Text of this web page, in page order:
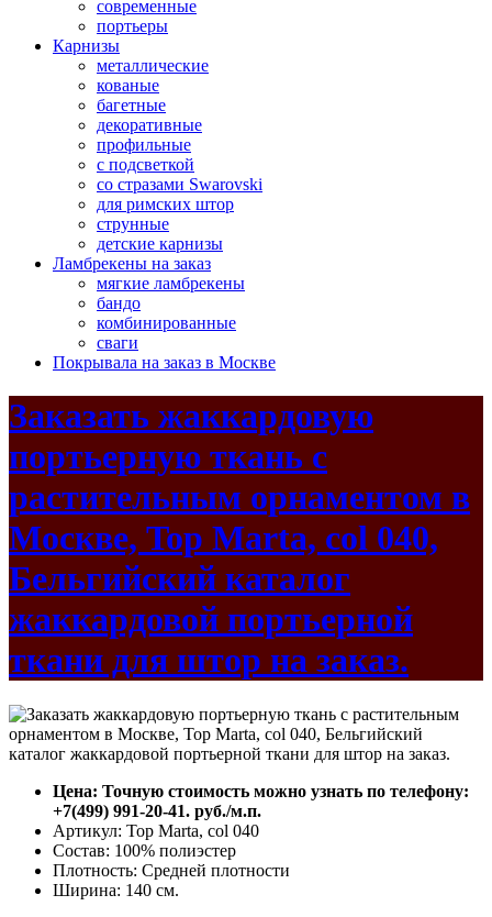
современные
портьеры
Карнизы
металлические
кованые
багетные
декоративные
профильные
с подсветкой
со стразами Swarovski
для римских штор
струнные
детские карнизы
Ламбрекены на заказ
мягкие ламбрекены
бандо
комбинированные
сваги
Покрывала на заказ в Москве
Заказать жаккардовую
портьерную ткань с
растительным орнаментом в
Москве, Top Marta, col 040,
Бельгийский каталог
жаккардовой портьерной
ткани для штор на заказ.
Цена: Точную стоимость можно узнать по телефону:
+7(499) 991-20-41. руб./м.п.
Артикул: Top Marta, col 040
Состав: 100% полиэстер
Плотность: Средней плотности
Ширина: 140 см.